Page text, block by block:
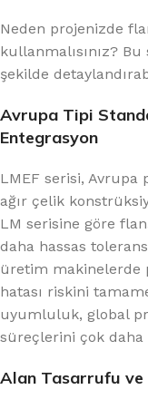
Neden projenizde
kullanmalısınız?
şekilde
Avrupa Tipi
Entegrasyon
LMEF serisi, Avrupa
ağır çelik
LM serisine göre
daha hassas
üretim makinelerde
hatası riskini
uyumluluk, global
süreçlerini çok daha
Alan Tasarrufu ve